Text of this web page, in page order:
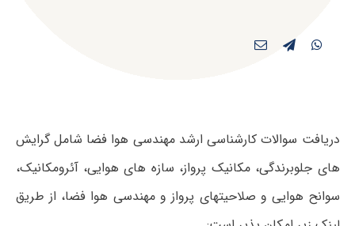
دریافت سوالات کارشناسی ارشد مهندسی هوا فضا شامل گرایش
های جلوبرندگی، مکانیک پرواز، سازه های هوایی، آئرومکانیک،
سوانح هوایی و صلاحیتهای پرواز و مهندسی هوا فضا، از طریق